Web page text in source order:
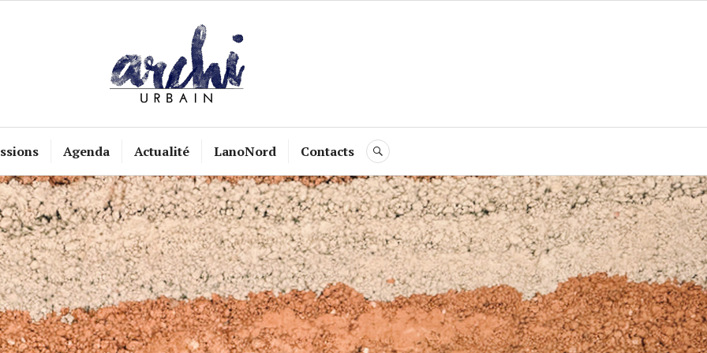
Agenda Actualité LanoNord Contacts RECHERCHE